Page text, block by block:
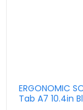
ERGONOMIC
Tab A7 10.4in